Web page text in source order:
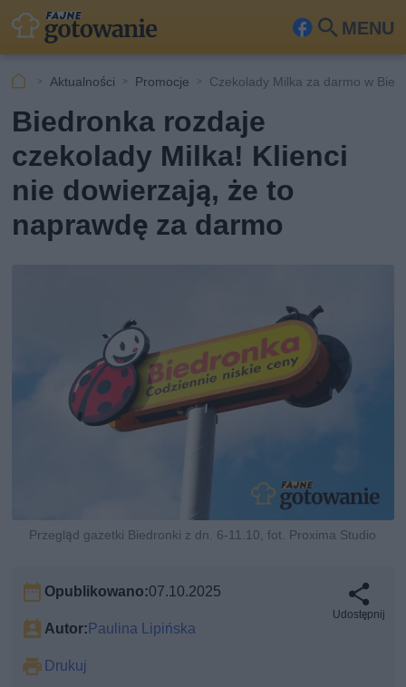
MENU
Fa
ook
Szu
kaj
Aktualności Promocje Czekolady Milka za darmo w
Biedronka rozdaje
czekolady Milka! Klienci
nie dowierzają, że to
naprawdę za darmo
Przegląd gazetki Biedronki z dn. 6-11.10, fot. Proxima Studio
Opublikowano:07.10.2025
Autor:Paulina Lipińska
Drukuj
Udostępnij